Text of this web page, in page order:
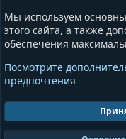
Сообщества
Информация
Условия и правила
Политика
Помощь
GrayAndBlue
Мы используем
этого сайта, а также
обеспечения
Посмотрите
предпочтения